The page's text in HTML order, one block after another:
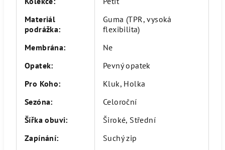
Materiál
podrážka:
Guma (TPR, vysoká
flexibilita)
Membrána:
Ne
Opatek:
Pevný opatek
Pro Koho:
Kluk, Holka
Sezóna:
Celoroční
Šířka obuvi:
Široké, Střední
Zapínání:
Suchý zip